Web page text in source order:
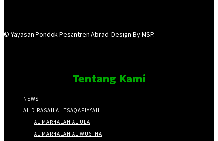
© Yayasan Pondok Pesantren Abrad. Design By MSP.
Tentang Kami
NEWS
AL DIRASAH AL TSAQAFIYYAH
AL MARHALAH AL ULA
AL MARHALAH AL WUSTHA